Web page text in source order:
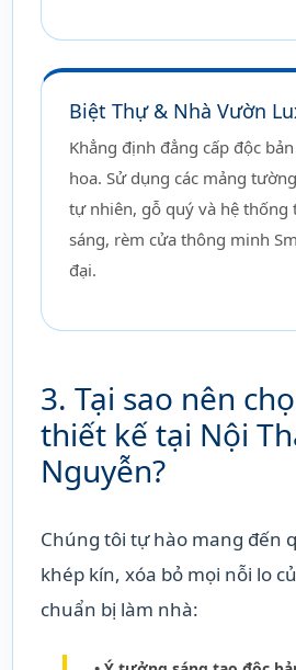
Biệt Thự & Nhà Vườn
Khẳng định đẳng cấp độc
hoa. Sử dụng các mảng
tự nhiên, gỗ quý và hệ thống
sáng, rèm cửa thông minh
đại.
3. Tại sao nên
thiết kế tại Nội
Nguyễn?
Chúng tôi tự hào mang đến
khép kín, xóa bỏ mọi nỗi lo
chuẩn bị làm nhà: